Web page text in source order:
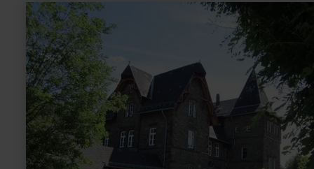
en
savoir
plus
sur
:
Bahnhof
-
Jünkerath